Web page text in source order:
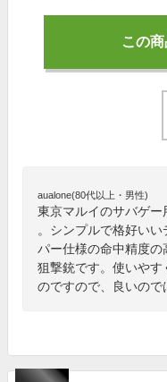
この
aualone(80代以上・男性)
東京マルイのサバゲ
。シンプルで格好い
パー仕様の命中精度
狙撃銃です。使いやす
のですので、良いので